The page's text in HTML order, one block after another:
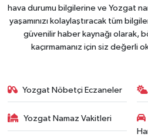
hava durumu bilgilerine ve Yozgat
yaşamınızı kolaylaştıracak tüm
güvenilir haber kaynağı olarak,
kaçırmamanız için siz değerli
Yozgat Nöbetçi Eczaneler
Yozgat Namaz Vakitleri